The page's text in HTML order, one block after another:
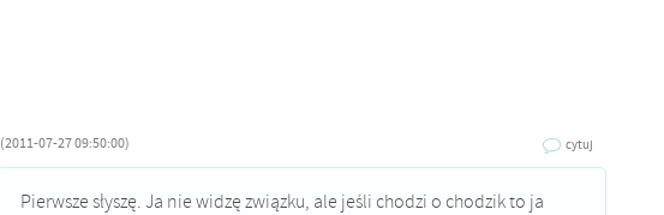
(2011-07-27 09:50:00) cytuj
Pierwsze słyszę. Ja nie widzę związku, ale jeśli chodzi o chodzik to ja